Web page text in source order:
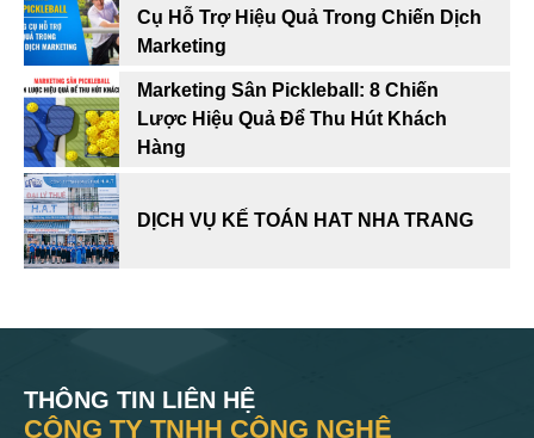
Cụ Hỗ Trợ Hiệu Quả Trong Chiến Dịch
Marketing
Marketing Sân Pickleball: 8 Chiến
Lược Hiệu Quả Để Thu Hút Khách
Hàng
DỊCH VỤ KẾ TOÁN HAT NHA TRANG
THÔNG TIN LIÊN HỆ
CÔNG TY TNHH CÔNG NGHỆ